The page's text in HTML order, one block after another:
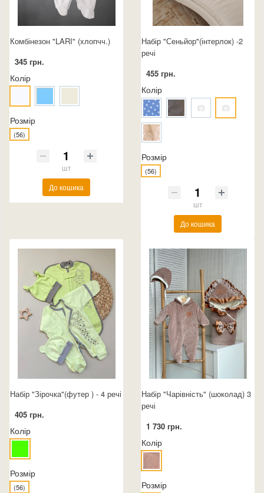
Комбінезон "LARI" (хлопчч.)
345 грн.
Колір
Розмір
(56)
шт
До кошика
Набір "Сеньйор"(інтерлок) -2
речі
455 грн.
Колір
Розмір
(56)
шт
До кошика
Набір "Зірочка"(футер ) - 4 речі
405 грн.
Колір
Розмір
(56)
Набір "Чарівність" (шоколад) 3
речі
1 730 грн.
Колір
Розмір